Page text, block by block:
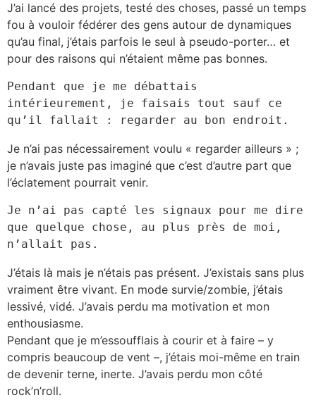
J’ai lancé des projets, testé des choses, passé un temps
fou à vouloir fédérer des gens autour de dynamiques
qu’au final, j’étais parfois le seul à pseudo-porter… et
pour des raisons qui n’étaient même pas bonnes.
Pendant que je me débattais
intérieurement, je faisais tout sauf ce
qu’il fallait : regarder au bon endroit.
Je n’ai pas nécessairement voulu « regarder ailleurs » ;
je n’avais juste pas imaginé que c’est d’autre part que
l’éclatement pourrait venir.
Je n’ai pas capté les signaux pour me dire
que quelque chose, au plus près de moi,
n’allait pas.
J’étais là mais je n’étais pas présent. J’existais sans plus
vraiment être vivant. En mode survie/zombie, j’étais
lessivé, vidé. J’avais perdu ma motivation et mon
enthousiasme.
Pendant que je m’essoufflais à courir et à faire – y
compris beaucoup de vent –, j’étais moi-même en train
de devenir terne, inerte. J’avais perdu mon côté
rock’n’roll.